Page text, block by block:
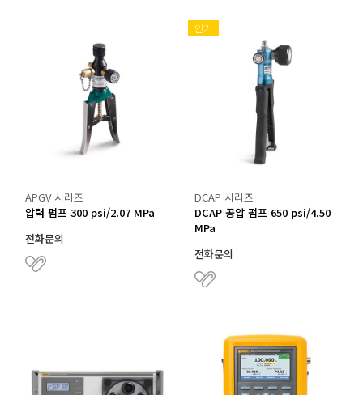
APGV 시리즈
압력 펌프 300 psi/2.07 MPa
전화문의
인기
DCAP 시리즈
DCAP 공압 펌프 650 psi/4.50
MPa
전화문의